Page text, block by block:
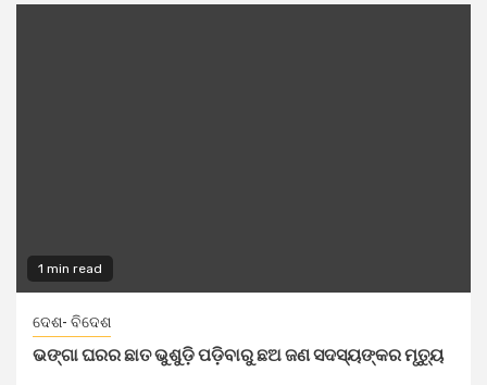
1 min read
ଦେଶ- ବିଦେଶ
ଭଙ୍ଗା ଘରର ଛାତ ଭୁଶୁଡ଼ି ପଡ଼ିବାରୁ ଛଅ ଜଣ ସଦସ୍ୟଙ୍କର ମୃତ୍ୟୁ